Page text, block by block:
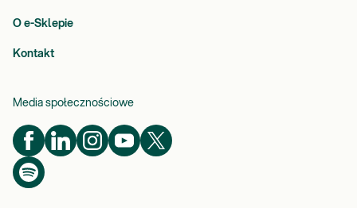
O e-Sklepie
Kontakt
Media społecznościowe